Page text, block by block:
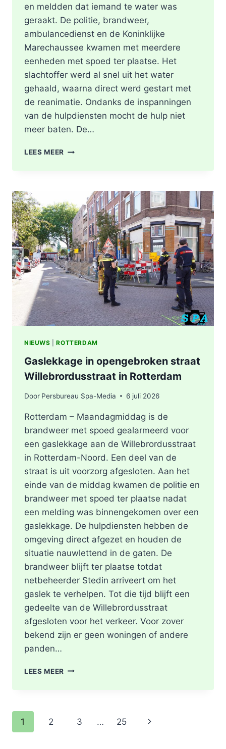
en meldden dat iemand te water was
geraakt. De politie, brandweer,
ambulancedienst en de Koninklijke
Marechaussee kwamen met meerdere
eenheden met spoed ter plaatse. Het
slachtoffer werd al snel uit het water
gehaald, waarna direct werd gestart met
de reanimatie. Ondanks de inspanningen
van de hulpdiensten mocht de hulp niet
meer baten. De…
LEES MEER MAN
WATER
RAAKT
LANGS
DE
KASTANJESINGEL
IN
ROTTERDAM-
SCHIEBROEK
NIEUWS |ROTTERDAM
Gaslekkage in opengebroken straat
Willebrordusstraat in Rotterdam
Door Persbureau Spa-Media 6 juli 2026
Rotterdam – Maandagmiddag is de
brandweer met spoed gealarmeerd voor
een gaslekkage aan de Willebrordusstraat
in Rotterdam-Noord. Een deel van de
straat is uit voorzorg afgesloten. Aan het
einde van de middag kwamen de politie en
brandweer met spoed ter plaatse nadat
een melding was binnengekomen over een
gaslekkage. De hulpdiensten hebben de
omgeving direct afgezet en houden de
situatie nauwlettend in de gaten. De
brandweer blijft ter plaatse totdat
netbeheerder Stedin arriveert om het
gaslek te verhelpen. Tot die tijd blijft een
gedeelte van de Willebrordusstraat
afgesloten voor het verkeer. Voor zover
bekend zijn er geen woningen of andere
panden…
LEES MEER GASLEKKAGE
Paginanavigatie
1 2 3 … 25
Volgende